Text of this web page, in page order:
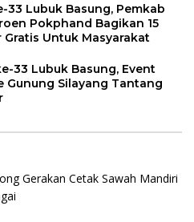
33 Lubuk Basung, Pemkab
Pokphand Bagikan 15
Gratis Untuk Masyarakat
33 Lubuk Basung, Event
Gunung Silayang Tantang
Gerakan Cetak Sawah Mandiri